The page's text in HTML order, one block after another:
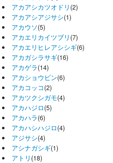
アカアシカツオドリ (2)
アカアシアジサシ(1)
アカウソ(5)
アカエリカイツブリ (7)
アカエリヒレアシシギ(6)
アカガシラサギ(16)
アカゲラ(14)
アカショウビン(6)
アカコッコ(2)
アカツクシガモ(4)
アカハジロ(5)
アカハラ(6)
アカハシハジロ(4)
アジサシ(4)
アシナガシギ(1)
アトリ (18)